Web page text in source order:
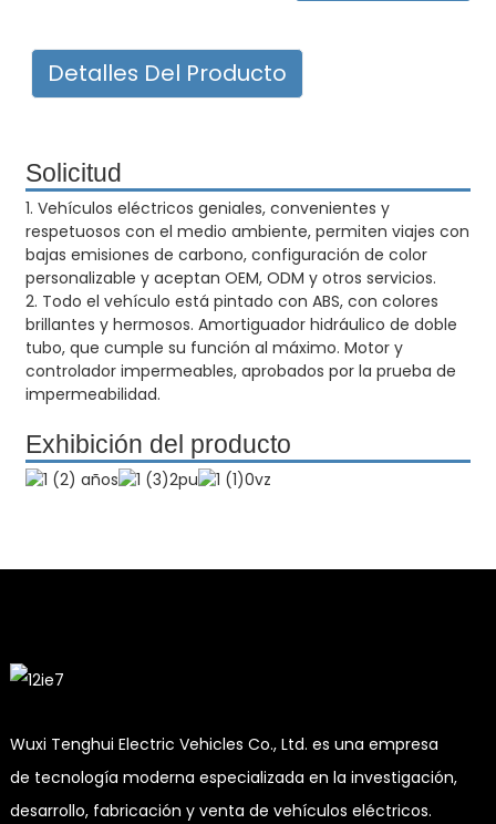
Detalles Del Producto
Solicitud
1. Vehículos eléctricos geniales, convenientes y
respetuosos con el medio ambiente, permiten viajes con
bajas emisiones de carbono, configuración de color
personalizable y aceptan OEM, ODM y otros servicios.
2. Todo el vehículo está pintado con ABS, con colores
brillantes y hermosos. Amortiguador hidráulico de doble
tubo, que cumple su función al máximo. Motor y
controlador impermeables, aprobados por la prueba de
impermeabilidad.
Exhibición del producto
Wuxi Tenghui Electric Vehicles Co., Ltd. es una empresa
de tecnología moderna especializada en la investigación,
desarrollo, fabricación y venta de vehículos eléctricos.